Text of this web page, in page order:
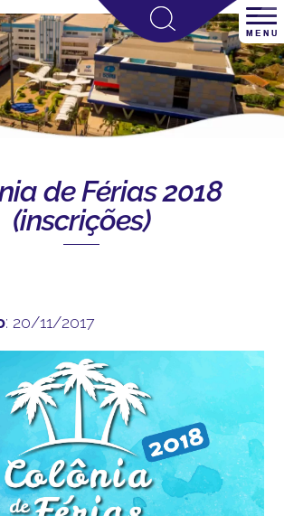
de Férias 2018
(inscrições)
: 20/11/2017